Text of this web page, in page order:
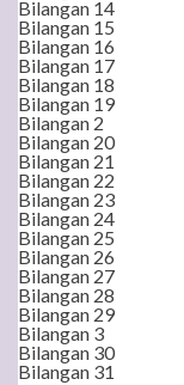
Bilangan 14
Bilangan 15
Bilangan 16
Bilangan 17
Bilangan 18
Bilangan 19
Bilangan 2
Bilangan 20
Bilangan 21
Bilangan 22
Bilangan 23
Bilangan 24
Bilangan 25
Bilangan 26
Bilangan 27
Bilangan 28
Bilangan 29
Bilangan 3
Bilangan 30
Bilangan 31